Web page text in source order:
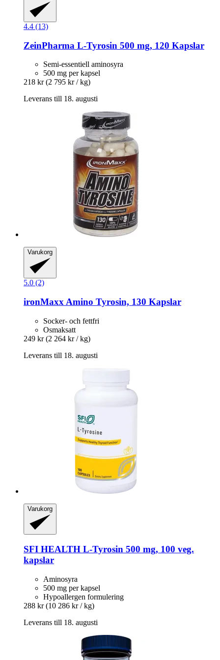
4.4 (13)
ZeinPharma L-​Tyrosin 500 mg, 120 Kapslar
Semi-essentiell aminosyra
500 mg per kapsel
218 kr (2 795 kr / kg)
Leverans till 18. augusti
Varukorg
5.0 (2)
ironMaxx Amino Tyrosin, 130 Kapslar
Socker- och fettfri
Osmaksatt
249 kr (2 264 kr / kg)
Leverans till 18. augusti
Varukorg
SFI HEALTH L-​Tyrosin 500 mg, 100 veg.
kapslar
Aminosyra
500 mg per kapsel
Hypoallergen formulering
288 kr (10 286 kr / kg)
Leverans till 18. augusti